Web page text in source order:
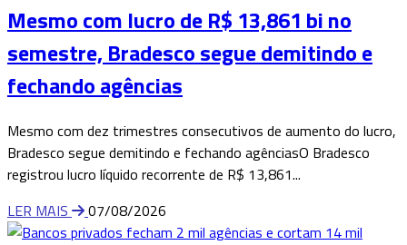
Mesmo com lucro de R$ 13,861 bi no
semestre, Bradesco segue demitindo e
fechando agências
Mesmo com dez trimestres consecutivos de aumento do lucro,
Bradesco segue demitindo e fechando agênciasO Bradesco
registrou lucro líquido recorrente de R$ 13,861...
LER MAIS
07/08/2026